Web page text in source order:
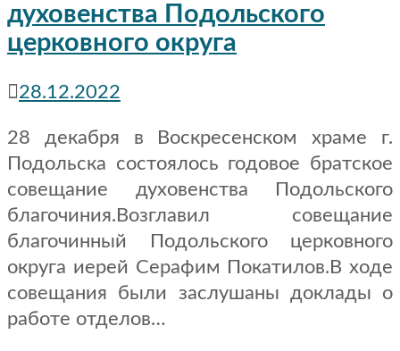
духовенства Подольского
церковного округа
28.12.2022
28 декабря в Воскресенском храме г.
Подольска состоялось годовое братское
совещание духовенства Подольского
благочиния.Возглавил совещание
благочинный Подольского церковного
округа иерей Серафим Покатилов.В ходе
совещания были заслушаны доклады о
работе отделов…